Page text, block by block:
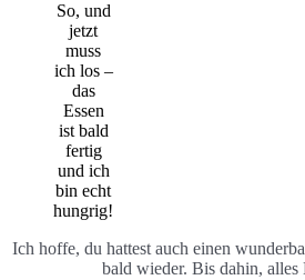
So, und
jetzt
muss
ich los –
das
Essen
ist bald
fertig
und ich
bin echt
hungrig!
Ich hoffe, du hattest auch einen
bald wieder. Bis dahin, alles